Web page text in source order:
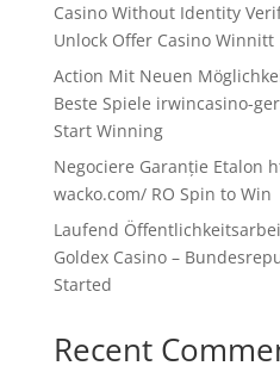
Casino Without Identity
Unlock Offer Casino Winnitt
Action Mit Neuen
Beste Spiele irwincasino-
Start Winning
Negociere Garanție Etalon
wacko.com/ RO Spin to Win
Laufend
Goldex Casino –
Started
Recent